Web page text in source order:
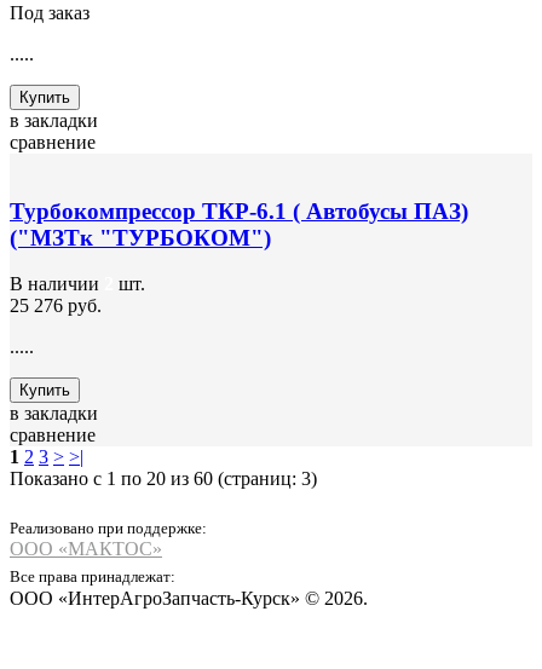
Под заказ
.....
Купить
в закладки
сравнение
Турбокомпрессор ТКР-6.1 ( Автобусы ПАЗ)
("МЗТк "ТУРБОКОМ")
В наличии
шт.
25 276 руб.
.....
Купить
в закладки
сравнение
1 2 3 > >|
Показано с 1 по 20 из 60 (страниц: 3)
Реализовано при поддержке:
ООО «МАКТОС»
Все права принадлежат:
ООО «ИнтерАгроЗапчасть-Курск» © 2026.